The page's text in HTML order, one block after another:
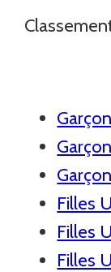
Filles
Filles
Filles